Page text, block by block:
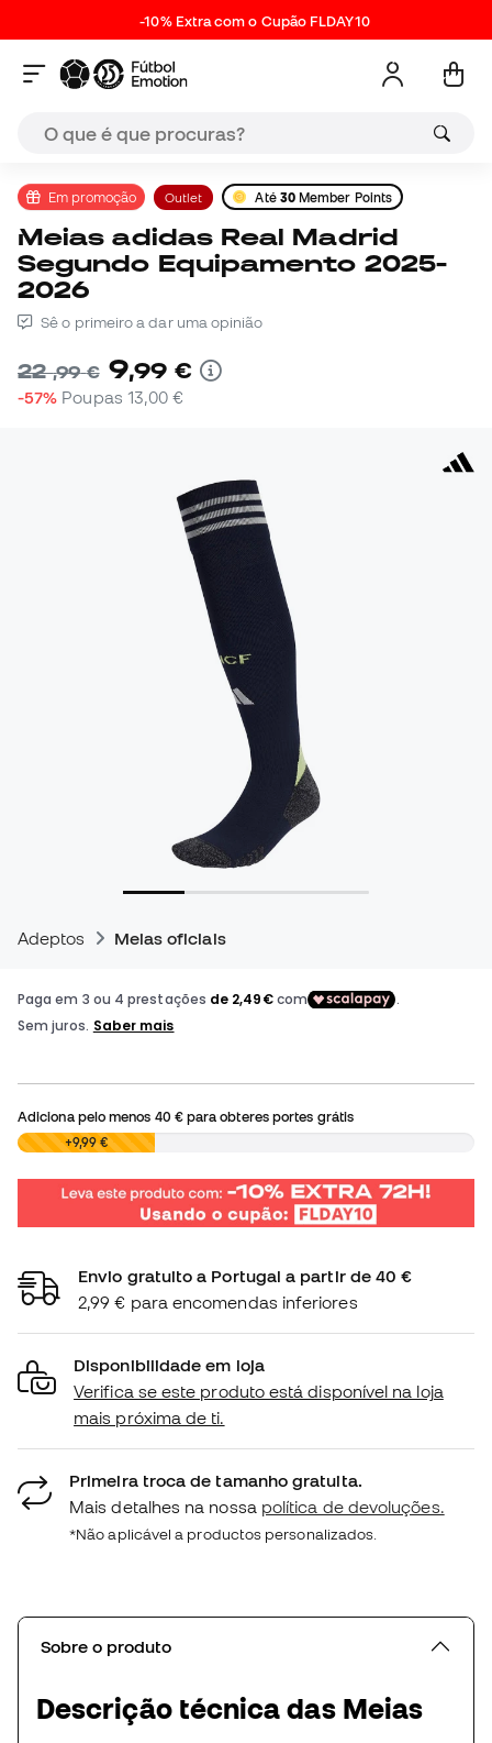
-10% Extra com o Cupão FLDAY10
Em promoção Outlet Até 30Member Points
Meias adidas Real Madrid
Segundo Equipamento 2025-
2026
Sê o primeiro a dar uma opinião
22,99 € 9,99 €
-57% Poupas 13,00 €
Adeptos Meias oficiais
Adiciona pelo menos 40 €para obteres portes grátis
0,00 € +9,99 €
Envio gratuito a Portugal a partir de 40 €
2,99 € para encomendas inferiores
Disponibilidade em loja
Verifica se este produto está disponível na loja
mais próxima de ti.
Primeira troca de tamanho gratuita.
Mais detalhes na nossa política de devoluções.
*Não aplicável a productos personalizados.
Sobre o produto
Descrição técnica das Meias